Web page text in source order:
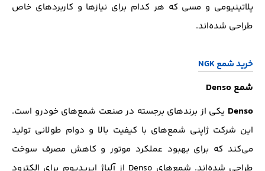
پلاتینیومی و مسی که هر کدام برای نیازها و کاربردهای خاص
طراحی شده‌اند.
خرید شمع NGK
شمع Denso
Denso یکی از برندهای برجسته در صنعت شمع‌های خودرو است.
این شرکت ژاپنی شمع‌های با کیفیت بالا و دوام طولانی تولید
می‌کند که برای بهبود عملکرد موتور و کاهش مصرف سوخت
طراحی شده‌اند. شمع‌های Denso از آلیاژ ایریدیوم برای الکترود